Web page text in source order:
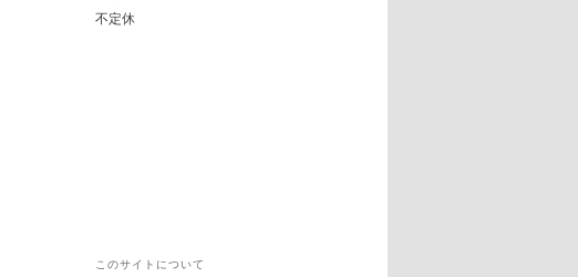
不定休
このサイトについて